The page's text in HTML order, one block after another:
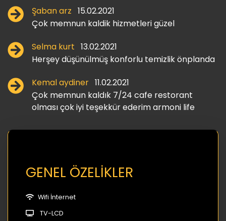
Şaban arz 15.02.2021
Çok memnun kaldik hizmetleri güzel
Selma kurt 13.02.2021
Herşey düşünülmüş konforlu temizlik önplanda
Kemal aydiner 11.02.2021
Çok memnun kaldık 7/24 cafe restorant
olması çok iyi teşekkür ederim armoni life
GENEL ÖZELİKLER
Wifi İnternet
TV-LCD